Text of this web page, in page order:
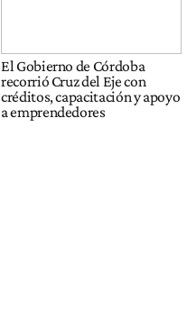
El Gobierno de Córdoba
recorrió Cruz del Eje con
créditos, capacitación y apoyo
a emprendedores